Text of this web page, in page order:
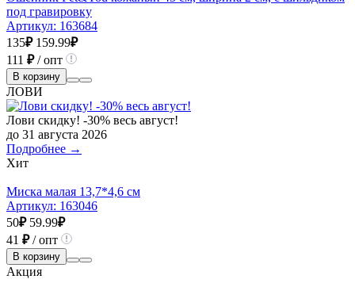
под гравировку
Артикул: 163684
135₽ 159.99₽
111 ₽/ опт
В корзину
ЛОВИ
Лови скидку! -30% весь август!
до 31 августа 2026
Подробнее →
Хит
Миска малая 13,7*4,6 см
Артикул: 163046
50₽ 59.99₽
41 ₽/ опт
В корзину
Акция